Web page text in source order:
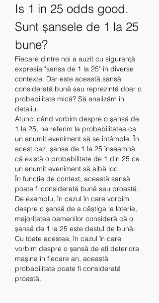
Is 1 in 25 odds good.
Sunt șansele de 1 la 25
bune?
Fiecare dintre noi a auzit cu siguranță
expresia "șansa de 1 la 25" în diverse
contexte. Dar este această șansă
considerată bună sau reprezintă doar o
probabilitate mică? Să analizăm în
detaliu.
Atunci când vorbim despre o șansă de
1 la 25, ne referim la probabilitatea ca
un anumit eveniment să se întâmple. În
acest caz, șansa de 1 la 25 înseamnă
că există o probabilitate de 1 din 25 ca
un anumit eveniment să aibă loc.
În funcție de context, această șansă
poate fi considerată bună sau proastă.
De exemplu, în cazul în care vorbim
despre o șansă de a câștiga la loterie,
majoritatea oamenilor consideră că o
șansă de 1 la 25 este destul de bună.
Cu toate acestea, în cazul în care
vorbim despre o șansă de ați deteriora
mașina în fiecare an, această
probabilitate poate fi considerată
proastă.